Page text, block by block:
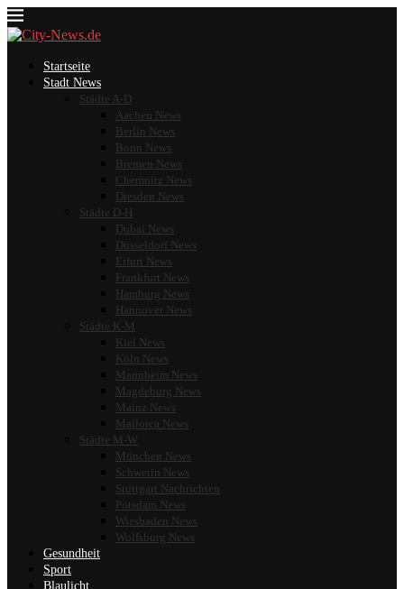
Startseite
Stadt News
Städte A-D
Aachen News
Berlin News
Bonn News
Bremen News
Chemnitz News
Dresden News
Städte D-H
Dubai News
Düsseldorf News
Erfurt News
Frankfurt News
Hamburg News
Hannover News
Städte K-M
Kiel News
Köln News
Mannheim News
Magdeburg News
Mainz News
Mallorca News
Städte M-W
München News
Schwerin News
Stuttgart Nachrichten
Potsdam News
Wiesbaden News
Wolfsburg News
Gesundheit
Sport
Blaulicht